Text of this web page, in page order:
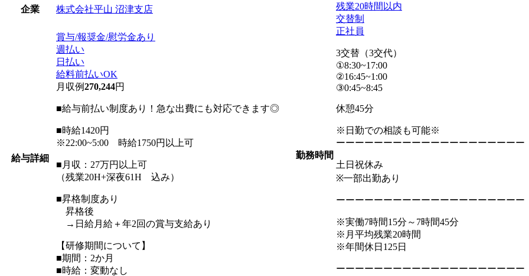
企業 株式会社平山 沼津支店
給与詳細
賞与/報奨金/慰労金あり
週払い
日払い
給料前払いOK
月収例270,244円
■給与前払い制度あり！急な出費にも対応できます◎
■時給1420円
※22:00~5:00 時給1750円以上可
■月収：27万円以上可
（残業20H+深夜61H 込み）
■昇格制度あり
昇格後
→日給月給＋年2回の賞与支給あり
【研修期間について】
■期間：2か月
■時給：変動なし
勤務時間
残業20時間以内
交替制
正社員
3交替（3交代）
①8:30~17:00
②16:45~1:00
③0:45~8:45
休憩45分
※日勤での相談も可能※
ーーーーーーーーーーーーーーーーーーーー
土日祝休み
※一部出勤あり
ーーーーーーーーーーーーーーーーーーーー
※実働7時間15分～7時間45分
※月平均残業20時間
※年間休日125日
ーーーーーーーーーーーーーーーーーーーー